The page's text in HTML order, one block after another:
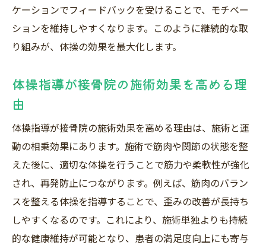
接骨院体操で猫背や反り腰を改善する方法
姿勢矯正に役立つ接骨院体操の実践法
専門家推奨の正しい接骨院体操と姿勢意識
接骨院体操で美しい姿勢を手に入れるコツ
接骨院体操とセルフケアで痛みの緩和を目指す
接骨院体操が慢性的な痛みを和らげる理由
セルフケアに役立つ接骨院体操の実践法
接骨院体操とマッサージの効果的な使い分
け
ケーションでフィードバックを受けることで、モチベー
ションを維持しやすくなります。このように継続的な取
り組みが、体操の効果を最大化します。
体操指導が接骨院の施術効果を高める理
由
体操指導が接骨院の施術効果を高める理由は、施術と運
動の相乗効果にあります。施術で筋肉や関節の状態を整
えた後に、適切な体操を行うことで筋力や柔軟性が強化
され、再発防止につながります。例えば、筋肉のバラン
スを整える体操を指導することで、歪みの改善が長持ち
しやすくなるのです。これにより、施術単独よりも持続
的な健康維持が可能となり、患者の満足度向上にも寄与